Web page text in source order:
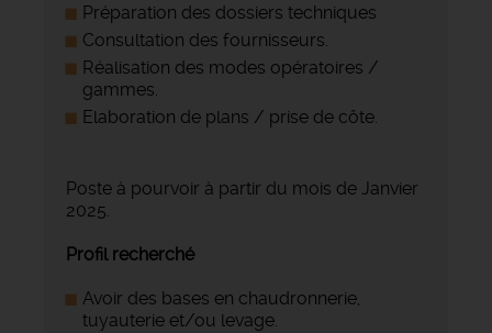
Préparation des dossiers techniques
Consultation des fournisseurs.
Réalisation des modes opératoires /
gammes.
Elaboration de plans / prise de côte.
Poste à pourvoir à partir du mois de Janvier
2025.
Profil recherché
Avoir des bases en chaudronnerie,
tuyauterie et/ou levage.